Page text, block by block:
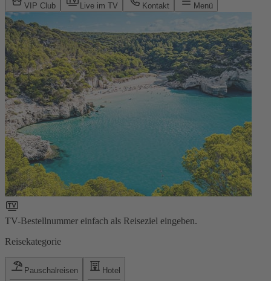
VIP Club Live im TV Kontakt Menü
TV-Bestellnummer einfach als Reiseziel eingeben.
Reisekategorie
Pauschalreisen Hotel